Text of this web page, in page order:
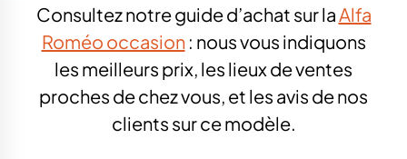
Consultez notre guide d’achat sur laAlfa
Roméo occasion: nous vous indiquons
les meilleurs prix, les lieux de ventes
proches de chez vous, et les avis de nos
clients sur ce modèle.